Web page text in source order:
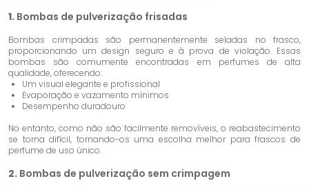
1. Bombas de pulverização frisadas
Bombas crimpadas são permanentemente seladas no frasco,
proporcionando um design seguro e à prova de violação. Essas
bombas são comumente encontradas em perfumes de alta
qualidade, oferecendo:
Um visual elegante e profissional
Evaporação e vazamento mínimos
Desempenho duradouro
No entanto, como não são facilmente removíveis, o reabastecimento
se torna difícil, tornando-os uma escolha melhor para frascos de
perfume de uso único.
2. Bombas de pulverização sem crimpagem